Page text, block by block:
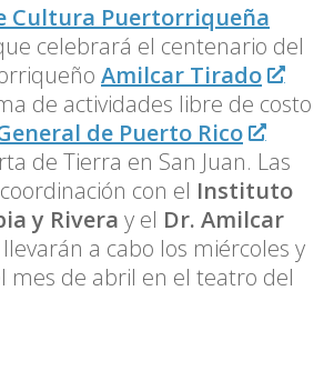
Cultura Puertorriqueña
celebrará el centenario del
Amilcar Tirado
de actividades libre de costo
de Puerto Rico
de Tierra en San Juan. Las
con el Instituto
y Rivera y el Dr. Amilcar
llevarán a cabo los miércoles y
mes de abril en el teatro del